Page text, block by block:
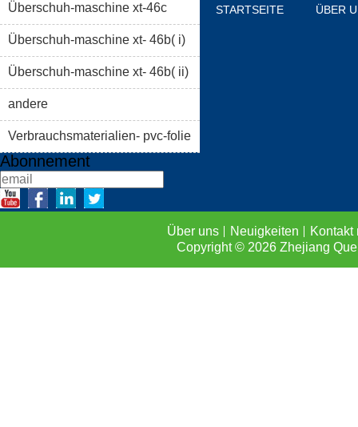
Überschuh-maschine xt-46c
Überschuh-maschine xt- 46b( i)
Überschuh-maschine xt- 46b( ii)
andere
Verbrauchsmaterialien- pvc-folie
Abonnement
STARTSEITE ÜBER
Über uns Neuigkeiten
Kontakt
Copyright © 2026Zhejiang